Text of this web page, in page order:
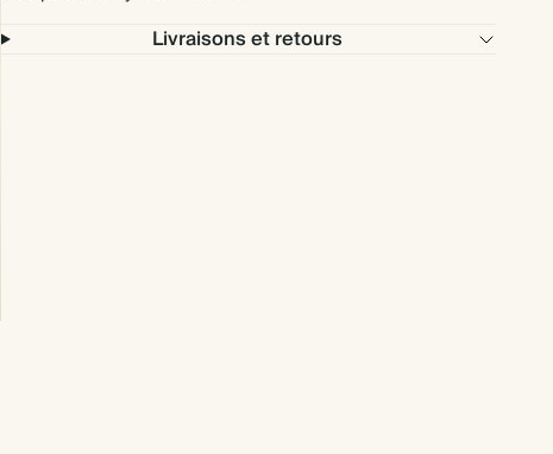
Livraisons et retours